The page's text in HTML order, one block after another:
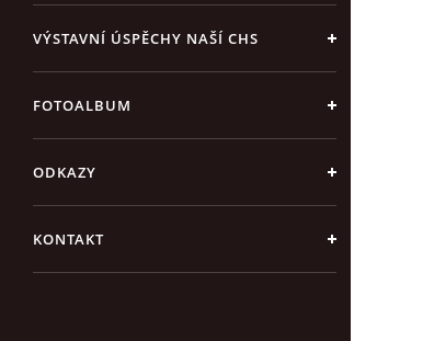
VÝSTAVNÍ ÚSPĚCHY NAŠÍ CHS
FOTOALBUM
ODKAZY
KONTAKT